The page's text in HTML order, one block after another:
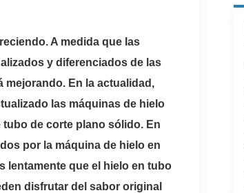
A medida que las
y diferenciados de las
mejorando. En la actualidad,
las máquinas de hielo
de corte plano sólido. En
por la máquina de hielo en
lentamente que el hielo en tubo
disfrutar del sabor original